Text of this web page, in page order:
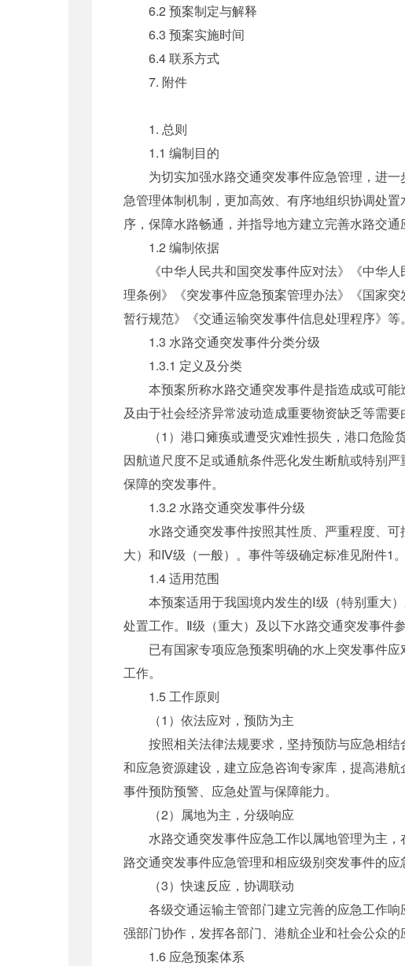
6.2 预案制定与解释
6.3 预案实施时间
6.4 联系方式
7. 附件
1. 总则
1.1 编制目的
为切实加强水路交通突发事件应急管理，进一
急管理体制机制，更加高效、有序地组织协调处
序，保障水路畅通，并指导地方建立完善水路交通
1.2 编制依据
《中华人民共和国突发事件应对法》《中华人
理条例》《突发事件应急预案管理办法》《国家
暂行规范》《交通运输突发事件信息处理程序》等。
1.3 水路交通突发事件分类分级
1.3.1 定义及分类
本预案所称水路交通突发事件是指造成或可能
及由于社会经济异常波动造成重要物资缺乏等需
（1）港口瘫痪或遭受灾难性损失，港口危险
因航道尺度不足或通航条件恶化发生断航或特别
保障的突发事件。
1.3.2 水路交通突发事件分级
水路交通突发事件按照其性质、严重程度、可
大）和Ⅳ级（一般）。事件等级确定标准见附件1。
1.4 适用范围
本预案适用于我国境内发生的Ⅰ级（特别重大）
处置工作。Ⅱ级（重大）及以下水路交通突发事件
已有国家专项应急预案明确的水上突发事件应
工作。
1.5 工作原则
（1）依法应对，预防为主
按照相关法律法规要求，坚持预防与应急相结
和应急资源建设，建立应急咨询专家库，提高港
事件预防预警、应急处置与保障能力。
（2）属地为主，分级响应
水路交通突发事件应急工作以属地管理为主，
路交通突发事件应急管理和相应级别突发事件的
（3）快速反应，协调联动
各级交通运输主管部门建立完善的应急工作响
强部门协作，发挥各部门、港航企业和社会公众
1.6 应急预案体系